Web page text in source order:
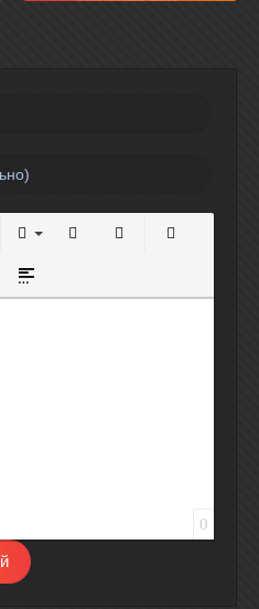
текста
цитаты
Вставка спойлера
0